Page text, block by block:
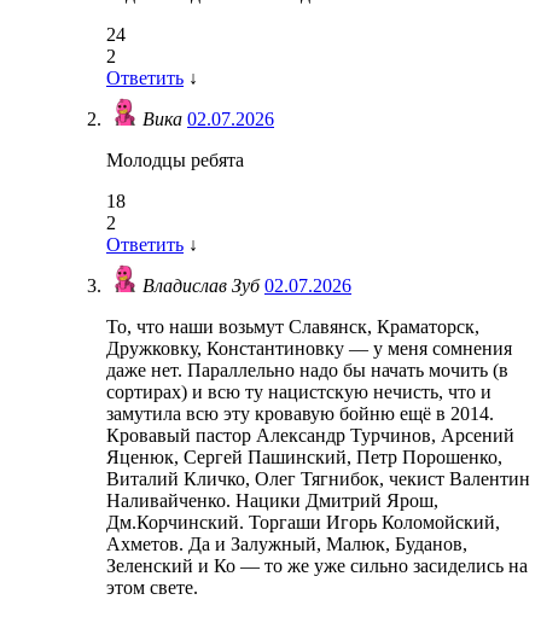
24
2
Ответить ↓
Вика 02.07.2026
Молодцы ребята
18
2
Ответить ↓
Владислав Зуб02.07.2026
То, что наши возьмут Славянск, Краматорск,
Дружковку, Константиновку — у меня сомнения
даже нет. Параллельно надо бы начать мочить (в
сортирах) и всю ту нацистскую нечисть, что и
замутила всю эту кровавую бойню ещё в 2014.
Кровавый пастор Александр Турчинов, Арсений
Яценюк, Сергей Пашинский, Петр Порошенко,
Виталий Кличко, Олег Тягнибок, чекист Валентин
Наливайченко. Нацики Дмитрий Ярош,
Дм.Корчинский. Торгаши Игорь Коломойский,
Ахметов. Да и Залужный, Малюк, Буданов,
Зеленский и Ко — то же уже сильно засиделись на
этом свете.